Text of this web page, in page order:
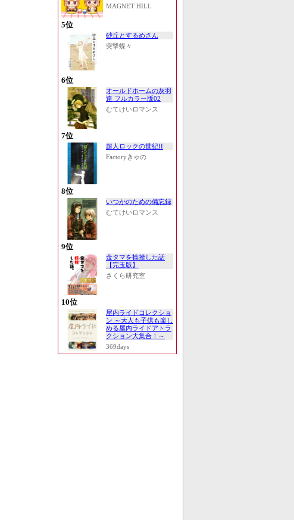
MAGNET HILL
5位
砂丘とするめさん
突撃蝶々
6位
オールドホームの灰羽
達 フルカラー版02
むてけいロマンス
7位
超人ロックの世紀II
Factoryきゃの
8位
いつかのための備忘録
むてけいロマンス
9位
金タマを捻挫した話
【完玉版】
さくら研究室
10位
屋内ライドコレクショ
ン ～大人も子供も楽し
める屋内ライドアトラ
クション大集合！～
369days